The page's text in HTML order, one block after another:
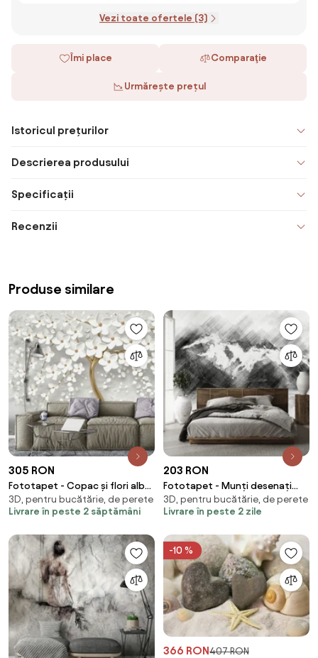
Vezi toate ofertele (3)
Îmi place Comparaţie
Urmărește prețul
Istoricul prețurilor
Descrierea produsului
Specificații
Recenzii
Produse similare
305 RON
Fototapet - Copac și flori albe
(152,5x104 cm)
3D, pentru bucătărie, de perete
Livrare în peste 2 săptămâni
203 RON
Fototapet - Munți desenați
(147x102 cm)
3D, pentru bucătărie, de perete
Livrare în peste 2 zile
-10 %
366 RON407 RON